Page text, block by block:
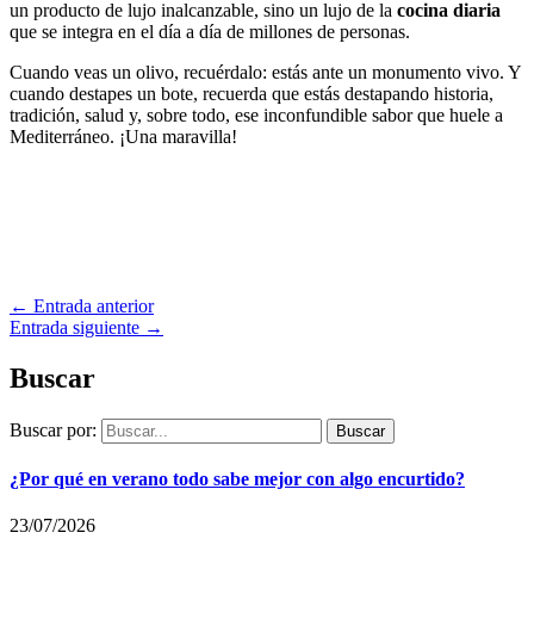
un producto de lujo inalcanzable, sino un lujo de la cocina diaria
que se integra en el día a día de millones de personas.
Cuando veas un olivo, recuérdalo: estás ante un monumento vivo. Y
cuando destapes un bote, recuerda que estás destapando historia,
tradición, salud y, sobre todo, ese inconfundible sabor que huele a
Mediterráneo. ¡Una maravilla!
← Entrada anterior
Entrada siguiente →
Buscar
Buscar por:
¿Por qué en verano todo sabe mejor con algo encurtido?
23/07/2026